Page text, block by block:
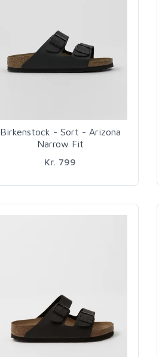
Birkenstock - Sort - Arizona
Narrow Fit
Kr. 799